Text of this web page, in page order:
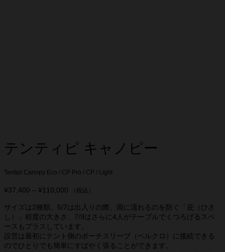
テンティピ キャノピー
Tentipi Canopy Eco / CP Pro / CP / Light
¥37,400 – ¥110,000 価
帯:
¥37,400
–
¥110,000
（税込）
サイズは2種類。5/7は出入りの際、雨に濡れるのを防ぐ「庇（ひさ
し）」程度の大きさ、7/9はさらに4人がテーブルでくつろげるスペ
ースもプラスしています。
設営は最初にテント側のポーチスリーブ（ベルクロ）に接続できる
のでひとりでも簡単にすばやく張ることができます。